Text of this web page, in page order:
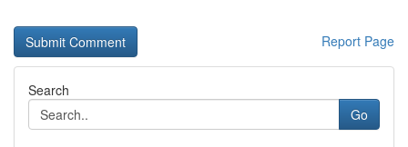
Report Page
Search
Go